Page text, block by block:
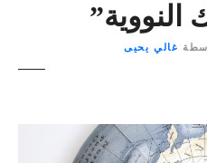
غالي يحيى